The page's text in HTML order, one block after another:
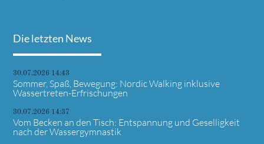
Die letzten News
30.07.2026 14:43
Sommer, Spaß, Bewegung: Nordic Walking inklusive
Wassertreten-Erfrischungen
30.07.2026 14:37
Vom Becken an den Tisch: Entspannung und Geselligkeit
nach der Wassergymnastik